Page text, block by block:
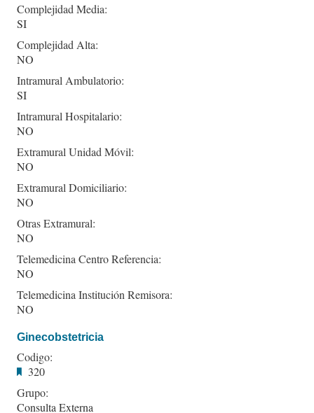
Complejidad Media:
SI
Complejidad Alta:
NO
Intramural Ambulatorio:
SI
Intramural Hospitalario:
NO
Extramural Unidad Móvil:
NO
Extramural Domiciliario:
NO
Otras Extramural:
NO
Telemedicina Centro Referencia:
NO
Telemedicina Institución Remisora:
NO
Ginecobstetricia
Codigo:
320
Grupo:
Consulta Externa